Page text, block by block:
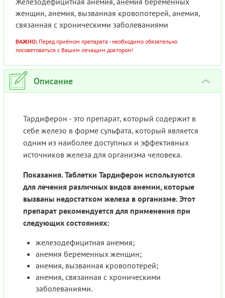
женщин, анемия, вызванная кровопотерей, анемия,
связанная с хроническими заболеваниями
ВАЖНО: Перед приёмом препарата - необходимо обязательно
посоветоваться с Вашим лечащим доктором!
Описание ›
Тардиферон - это препарат, который содержит в
себе железо в форме сульфата, который является
одним из наиболее доступных и эффективных
источников железа для организма человека.
Показания. Таблетки Тардиферон используются
для лечения различных видов анемии, которые
вызваны недостатком железа в организме. Этот
препарат рекомендуется для применения при
следующих состояниях:
железодефицитная анемия;
анемия беременных женщин;
анемия, вызванная кровопотерей;
анемия, связанная с хроническими
заболеваниями.